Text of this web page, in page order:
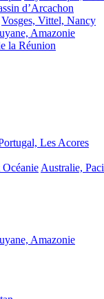
d’Arcachon
Vosges, Vittel, Nancy
Amazonie
la Réunion
Les Acores
Australie,
Amazonie